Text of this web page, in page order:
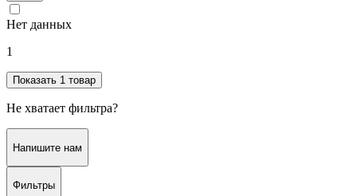
Нет данных
1
Показать 1 товар
Не хватает фильтра?
Напишите нам
Фильтры